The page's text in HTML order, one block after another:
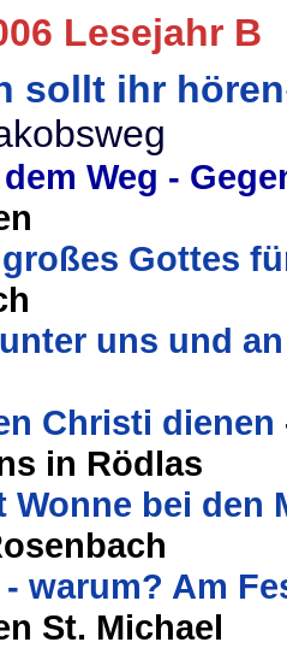
Lesejahr B
sollt ihr
Weg -
großes Gottes
uns und
Christi dienen
in Rödlas
bei den
warum? Am
St. Michael